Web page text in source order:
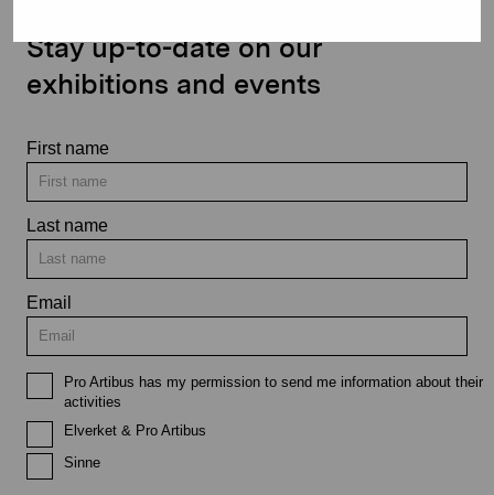
Stay up-to-date on our
exhibitions and events
First name
Last name
Email
Pro Artibus has my permission to send me information about their
activities
Elverket & Pro Artibus
Sinne